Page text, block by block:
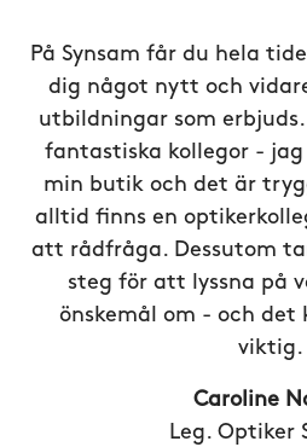
På Synsam får du hela
dig något nytt och
utbildningar som
fantastiska kollegor -
min butik och det är
alltid finns en
att rådfråga. Dessutom
steg för att lyssna på
önskemål om - och
viktig.
Caroline
Leg. Optiker